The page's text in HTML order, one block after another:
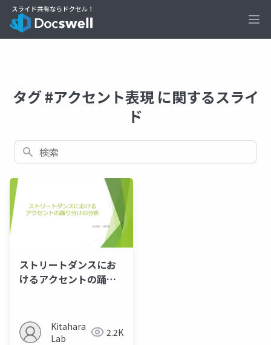
タグ #アクセント表現 に関するスライ
ド
検索
ストリートダンスにお
けるアクセントの踊り
Kitahara
Lab
2.2K